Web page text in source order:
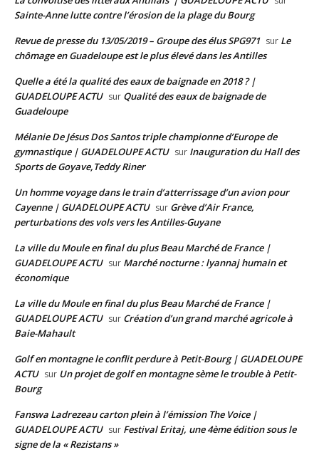
Sainte-Anne lutte contre l’érosion de la plage du Bourg
Revue de presse du 13/05/2019 – Groupe des élus SPG971 sur Le
chômage en Guadeloupe est le plus élevé dans les Antilles
Quelle a été la qualité des eaux de baignade en 2018 ? |
GUADELOUPE ACTU sur Qualité des eaux de baignade de
Guadeloupe
Mélanie De Jésus Dos Santos triple championne d’Europe de
gymnastique | GUADELOUPE ACTU sur Inauguration du Hall des
Sports de Goyave,Teddy Riner
Un homme voyage dans le train d’atterrissage d’un avion pour
Cayenne | GUADELOUPE ACTU sur Grève d’Air France,
perturbations des vols vers les Antilles-Guyane
La ville du Moule en final du plus Beau Marché de France |
GUADELOUPE ACTU sur Marché nocturne : lyannaj humain et
économique
La ville du Moule en final du plus Beau Marché de France |
GUADELOUPE ACTU sur Création d’un grand marché agricole à
Baie-Mahault
Golf en montagne le conflit perdure à Petit-Bourg | GUADELOUPE
ACTU sur Un projet de golf en montagne sème le trouble à Petit-
Bourg
Fanswa Ladrezeau carton plein à l’émission The Voice |
GUADELOUPE ACTU sur Festival Eritaj, une 4ème édition sous le
signe de la « Rezistans »